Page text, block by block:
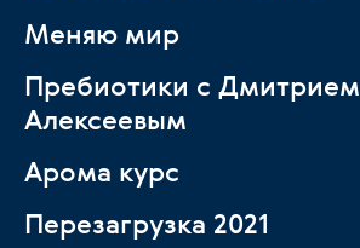
Меняю мир
Пребиотики с Дмитрием
Алексеевым
Арома курс
Перезагрузка 2021